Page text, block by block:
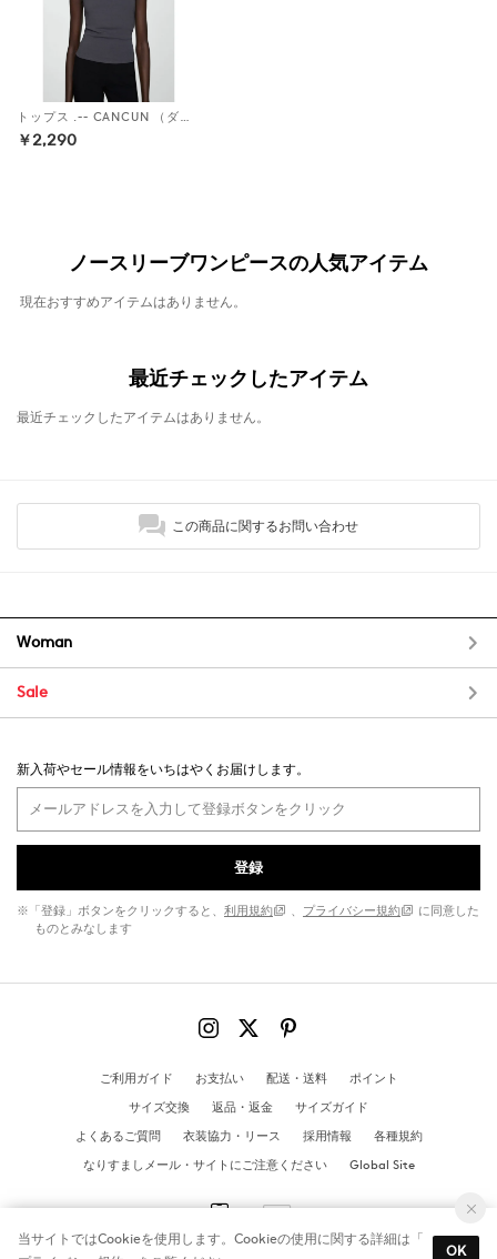
トップス .-- CANCUN （ダークグレー）
￥2,290
ノースリーブワンピースの人気アイテム
現在おすすめアイテムはありません。
最近チェックしたアイテム
最近チェックしたアイテムはありません。
この商品に関するお問い合わせ
Woman
Sale
新入荷やセール情報をいちはやくお届けします。
登録
※「登録」ボタンをクリックすると、 利用規約 、 プライバシー規約
に同意した
ものとみなします
ご利用ガイド お支払い 配送・送料
ポイント
サイズ交換
返品・返金
サイズガイド
よくあるご質問
衣装協力・リース 採用情報
各種規約
なりすましメール・サイトにご注意ください
Global Site
当サイトではCookieを使用します。Cookieの使用に関する詳細は「
OK